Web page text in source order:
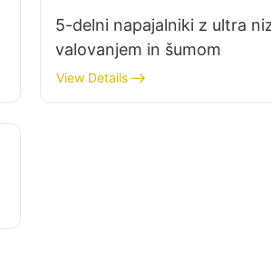
5-delni napajalniki z ultra
valovanjem in šumom
View Details